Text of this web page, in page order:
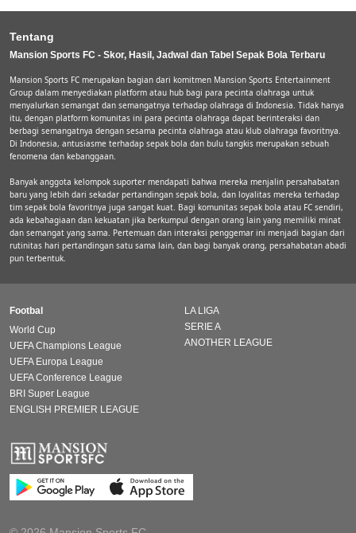
Tentang
Mansion Sports FC - Skor, Hasil, Jadwal dan Tabel Sepak Bola Terbaru
Mansion Sports FC merupakan bagian dari komitmen Mansion Sports Entertainment
Group dalam menyediakan platform atau hub bagi para pecinta olahraga untuk
menyalurkan semangat dan semangatnya terhadap olahraga di Indonesia. Tidak hanya
itu, dengan platform komunitas ini para pecinta olahraga dapat berinteraksi dan
berbagi semangatnya dengan sesama pecinta olahraga atau klub olahraga favoritnya.
Di Indonesia, antusiasme terhadap sepak bola dan bulu tangkis merupakan sebuah
fenomena dan kebanggaan.
Banyak anggota kelompok suporter mendapati bahwa mereka menjalin persahabatan
baru yang lebih dari sekadar pertandingan sepak bola, dan loyalitas mereka terhadap
tim sepak bola favoritnya juga sangat kuat. Bagi komunitas sepak bola atau FC sendiri,
ada kebahagiaan dan kekuatan jika berkumpul dengan orang lain yang memiliki minat
dan semangat yang sama. Pertemuan dan interaksi penggemar ini menjadi bagian dari
rutinitas hari pertandingan satu sama lain, dan bagi banyak orang, persahabatan abadi
pun terbentuk.
Footbal
World Cup
UEFA Champions League
UEFA Europa League
UEFA Conference League
BRI Super League
ENGLISH PREMIER LEAGUE
LA LIGA
SERIE A
ANOTHER LEAGUE